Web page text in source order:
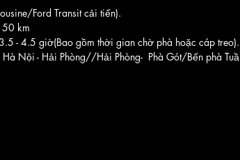
Ford Transit cải tiến).
km
- 4.5 giờ(Bao gồm thời gian chờ phà hoặc cáp treo).
Nội - Hải Phòng//Hải Phòng-  Phà Gót/Bến phà